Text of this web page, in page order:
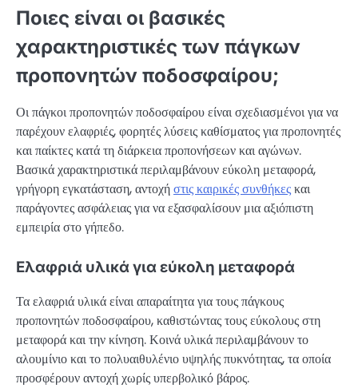
Ποιες είναι οι βασικές
χαρακτηριστικές των πάγκων
προπονητών ποδοσφαίρου;
Οι πάγκοι προπονητών ποδοσφαίρου είναι σχεδιασμένοι για να
παρέχουν ελαφριές, φορητές λύσεις καθίσματος για προπονητές
και παίκτες κατά τη διάρκεια προπονήσεων και αγώνων.
Βασικά χαρακτηριστικά περιλαμβάνουν εύκολη μεταφορά,
γρήγορη εγκατάσταση, αντοχήστις καιρικές συνθήκεςκαι
παράγοντες ασφάλειας για να εξασφαλίσουν μια αξιόπιστη
εμπειρία στο γήπεδο.
Ελαφριά υλικά για εύκολη μεταφορά
Τα ελαφριά υλικά είναι απαραίτητα για τους πάγκους
προπονητών ποδοσφαίρου, καθιστώντας τους εύκολους στη
μεταφορά και την κίνηση. Κοινά υλικά περιλαμβάνουν το
αλουμίνιο και το πολυαιθυλένιο υψηλής πυκνότητας, τα οποία
προσφέρουν αντοχή χωρίς υπερβολικό βάρος.